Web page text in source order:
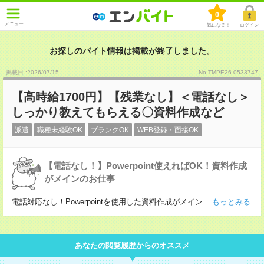
メニュー
0
気になる！ ログイン
お探しのバイト情報は掲載が終了しました。
掲載日 :2026/07/15 No.TMPE26-0533747
【高時給1700円】【残業なし】＜電話なし＞
しっかり教えてもらえる〇資料作成など
派遣 職種未経験OK ブランクOK WEB登録・面接OK
【電話なし！】Powerpoint使えればOK！資料作成
がメインのお仕事
電話対応なし！Powerpointを使用した資料作成がメイン ...もっとみる
あなたの閲覧履歴からのオススメ